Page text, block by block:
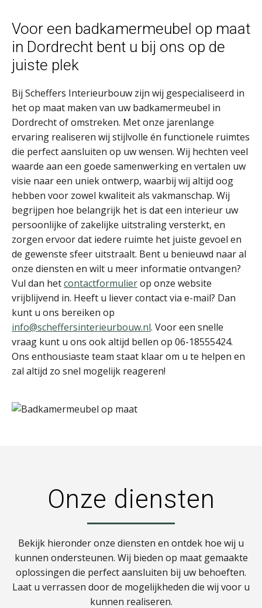
Voor een badkamermeubel op maat
in Dordrecht bent u bij ons op de
juiste plek
Bij Scheffers Interieurbouw zijn wij gespecialiseerd in
het op maat maken van uw badkamermeubel in
Dordrecht of omstreken. Met onze jarenlange
ervaring realiseren wij stijlvolle én functionele ruimtes
die perfect aansluiten op uw wensen. Wij hechten veel
waarde aan een goede samenwerking en vertalen uw
visie naar een uniek ontwerp, waarbij wij altijd oog
hebben voor zowel kwaliteit als vakmanschap. Wij
begrijpen hoe belangrijk het is dat een interieur uw
persoonlijke of zakelijke uitstraling versterkt, en
zorgen ervoor dat iedere ruimte het juiste gevoel en
de gewenste sfeer uitstraalt. Bent u benieuwd naar al
onze diensten en wilt u meer informatie ontvangen?
Vul dan hetcontactformulierop onze website
vrijblijvend in. Heeft u liever contact via e-mail? Dan
kunt u ons bereiken op
info@scheffersinterieurbouw.nl. Voor een snelle
vraag kunt u ons ook altijd bellen op 06-18555424.
Ons enthousiaste team staat klaar om u te helpen en
zal altijd zo snel mogelijk reageren!
Onze diensten
Bekijk hieronder onze diensten en ontdek hoe wij u
kunnen ondersteunen. Wij bieden op maat gemaakte
oplossingen die perfect aansluiten bij uw behoeften.
Laat u verrassen door de mogelijkheden die wij voor u
kunnen realiseren.